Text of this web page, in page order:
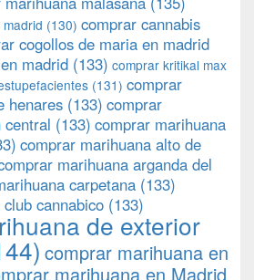
(130) comprar cannabis
cogollos de maria en madrid
madrid (133) comprar kritikal max
(131) comprar
henares (133) comprar
central (133) comprar marihuana
comprar marihuana alto de
marihuana arganda del
carpetana (133)
cannabico (133)
de exterior
comprar marihuana en
marihuana en Madrid